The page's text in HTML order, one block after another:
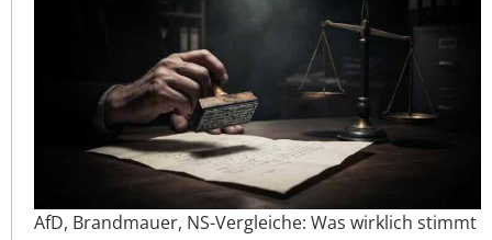
AfD, Brandmauer, NS-Vergleiche: Was wirklich stimmt